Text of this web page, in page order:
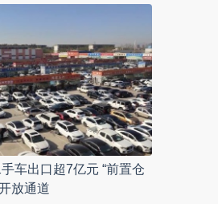
车出口超7亿元 “前置仓
放通道